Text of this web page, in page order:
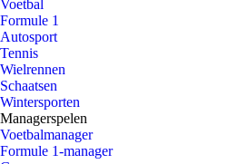
Voetbal
Formule 1
Autosport
Tennis
Wielrennen
Schaatsen
Wintersporten
Managerspelen
Voetbalmanager
Formule 1-manager